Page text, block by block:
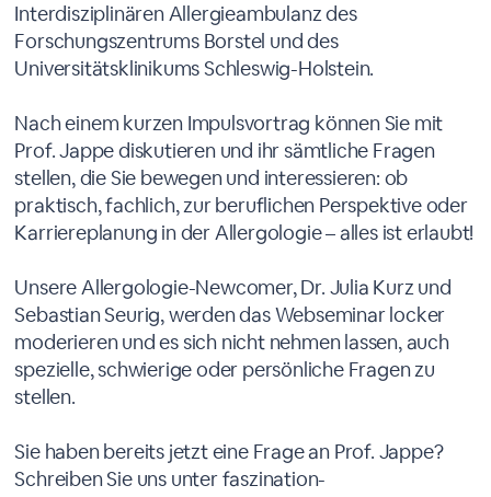
Interdisziplinären Allergieambulanz des
Forschungszentrums Borstel und des
Universitätsklinikums Schleswig-Holstein.
Nach einem kurzen Impulsvortrag können Sie mit
Prof. Jappe diskutieren und ihr sämtliche Fragen
stellen, die Sie bewegen und interessieren: ob
praktisch, fachlich, zur beruflichen Perspektive oder
Karriereplanung in der Allergologie – alles ist erlaubt!
Unsere Allergologie-Newcomer, Dr. Julia Kurz und
Sebastian Seurig, werden das Webseminar locker
moderieren und es sich nicht nehmen lassen, auch
spezielle, schwierige oder persönliche Fragen zu
stellen.
Sie haben bereits jetzt eine Frage an Prof. Jappe?
Schreiben Sie uns unter faszination-